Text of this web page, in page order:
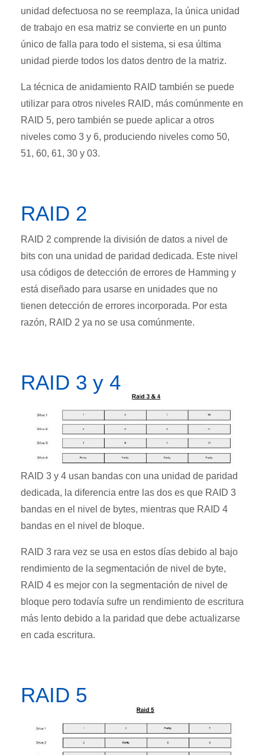
unidad defectuosa no se reemplaza, la única unidad
de trabajo en esa matriz se convierte en un punto
único de falla para todo el sistema, si esa última
unidad pierde todos los datos dentro de la matriz.
La técnica de anidamiento RAID también se puede
utilizar para otros niveles RAID, más comúnmente en
RAID 5, pero también se puede aplicar a otros
niveles como 3 y 6, produciendo niveles como 50,
51, 60, 61, 30 y 03.
RAID 2
RAID 2 comprende la división de datos a nivel de
bits con una unidad de paridad dedicada. Este nivel
usa códigos de detección de errores de Hamming y
está diseñado para usarse en unidades que no
tienen detección de errores incorporada. Por esta
razón, RAID 2 ya no se usa comúnmente.
RAID 3 y 4
RAID 3 y 4 usan bandas con una unidad de paridad
dedicada, la diferencia entre las dos es que RAID 3
bandas en el nivel de bytes, mientras que RAID 4
bandas en el nivel de bloque.
RAID 3 rara vez se usa en estos días debido al bajo
rendimiento de la segmentación de nivel de byte,
RAID 4 es mejor con la segmentación de nivel de
bloque pero todavía sufre un rendimiento de escritura
más lento debido a la paridad que debe actualizarse
en cada escritura.
RAID 5